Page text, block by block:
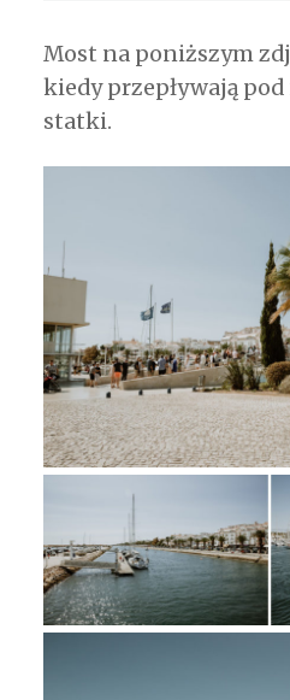
Most na poniższym
kiedy przepływają
statki.